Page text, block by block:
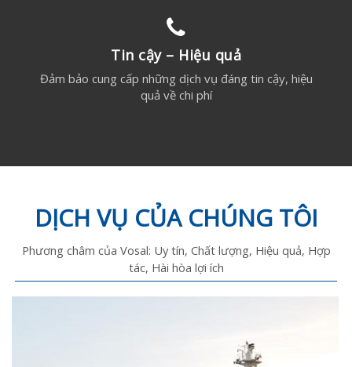
Tin cậy – Hiệu quả
Đảm bảo cung cấp những dịch vụ đáng tin cậy, hiệu
quả về chi phí
DỊCH VỤ CỦA CHÚNG TÔI
Phương châm của Vosal: Uy tín, Chất lượng, Hiệu quả, Hợp
tác, Hài hòa lợi ích